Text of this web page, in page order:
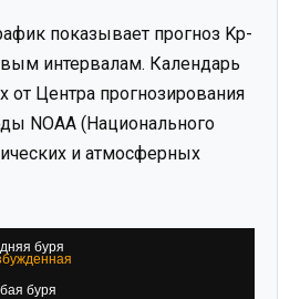
показывает прогноз Kp-
интервалам. Календарь
от Центра прогнозирования
NOAA (Национального
и атмосферных